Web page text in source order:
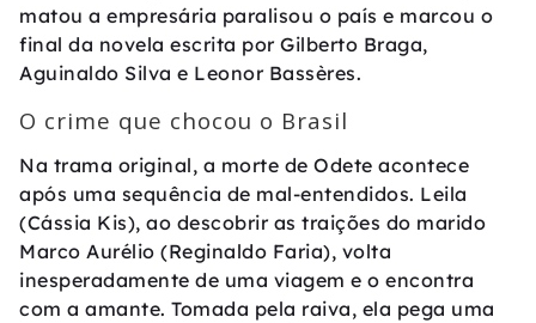
matou a empresária paralisou o país e marcou o
final da novela escrita por Gilberto Braga,
Aguinaldo Silva e Leonor Bassères.
O crime que chocou o Brasil
Na trama original, a morte de Odete acontece
após uma sequência de mal-entendidos. Leila
(Cássia Kis), ao descobrir as traições do marido
Marco Aurélio (Reginaldo Faria), volta
inesperadamente de uma viagem e o encontra
com a amante. Tomada pela raiva, ela pega uma